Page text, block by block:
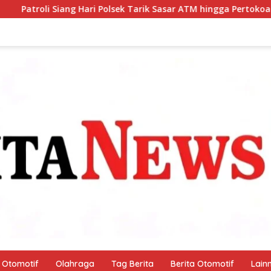
Tarik Sasar ATM hingga Pertokoan, Warga Merasa Lebih
Otomotif Olahraga Tag Berita Berita Otomotif